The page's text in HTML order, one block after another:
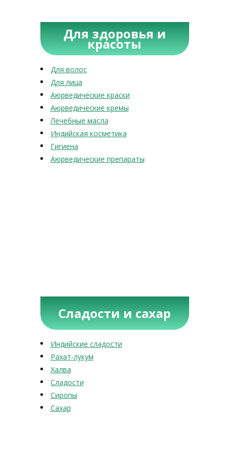
Для здоровья и
красоты
Для волос
Для лица
Аюрведические краски
Аюрведические кремы
Лечебные масла
Индийская косметика
Гигиена
Аюрведические препараты
Сладости и сахар
Индийские сладости
Рахат-лукум
Халва
Сладости
Сиропы
Сахар